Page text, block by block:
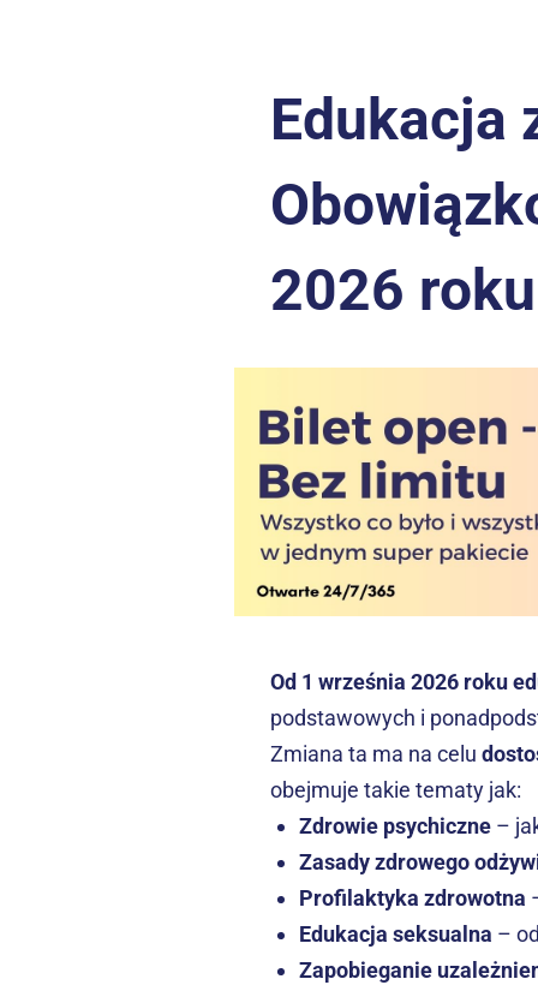
Edukacja
2026 roku
Od 1 września 2026 roku
podstawowych i
Zmiana ta ma na celu
obejmuje takie tematy jak:
Zdrowie psychiczne –
Zasady zdrowego
Profilaktyka zdrowotna
Edukacja seksualna –
Zapobieganie